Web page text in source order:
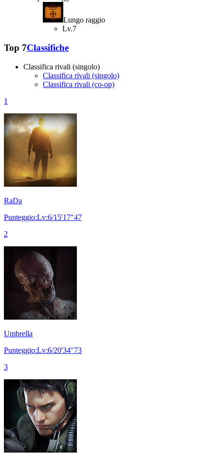
Lungo raggio
Lv.7
Top 7Classifiche
Classifica rivali (singolo)
Classifica rivali (singolo)
Classifica rivali (co-op)
1
RaDa
Punteggio:Lv:6/15'17"47
2
Umbrella
Punteggio:Lv:6/20'34"73
3